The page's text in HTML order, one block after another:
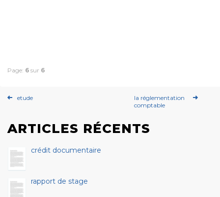
Page: 6 sur 6
etude
la réglementation
comptable
ARTICLES RÉCENTS
crédit documentaire
rapport de stage